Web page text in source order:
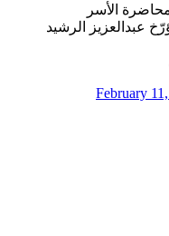
الأسر
عبدالعزيز الرشيد
February